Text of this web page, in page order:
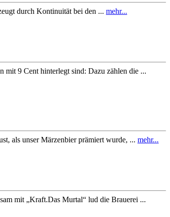
durch Kontinuität bei den ... mehr...
mit 9 Cent hinterlegt sind: Dazu zählen die ...
als unser Märzenbier prämiert wurde, ... mehr...
mit „Kraft.Das Murtal“ lud die Brauerei ...